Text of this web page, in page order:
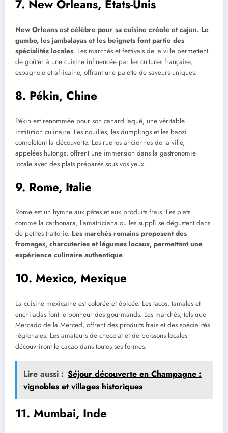
7. New Orleans, États-Unis
New Orleans est célèbre pour sa cuisine créole et cajun. Le
gumbo, les jambalayas et les beignets font partie des
spécialités locales. Les marchés et festivals de la ville permettent
de goûter à une cuisine influencée par les cultures française,
espagnole et africaine, offrant une palette de saveurs uniques.
8. Pékin, Chine
Pékin est renommée pour son canard laqué, une véritable
institution culinaire. Les nouilles, les dumplings et les baozi
complètent la découverte. Les ruelles anciennes de la ville,
appelées hutongs, offrent une immersion dans la gastronomie
locale avec des plats préparés sous vos yeux.
9. Rome, Italie
Rome est un hymne aux pâtes et aux produits frais. Les plats
comme la carbonara, l’amatriciana ou les supplì se dégustent dans
de petites trattorie. Les marchés romains proposent des
fromages, charcuteries et légumes locaux, permettant une
expérience culinaire authentique.
10. Mexico, Mexique
La cuisine mexicaine est colorée et épicée. Les tacos, tamales et
enchiladas font le bonheur des gourmands. Les marchés, tels que
Mercado de la Merced, offrent des produits frais et des spécialités
régionales. Les amateurs de chocolat et de boissons locales
découvriront le cacao dans toutes ses formes.
Lire aussi : Séjour découverte en Champagne :
vignobles et villages historiques
11. Mumbai, Inde